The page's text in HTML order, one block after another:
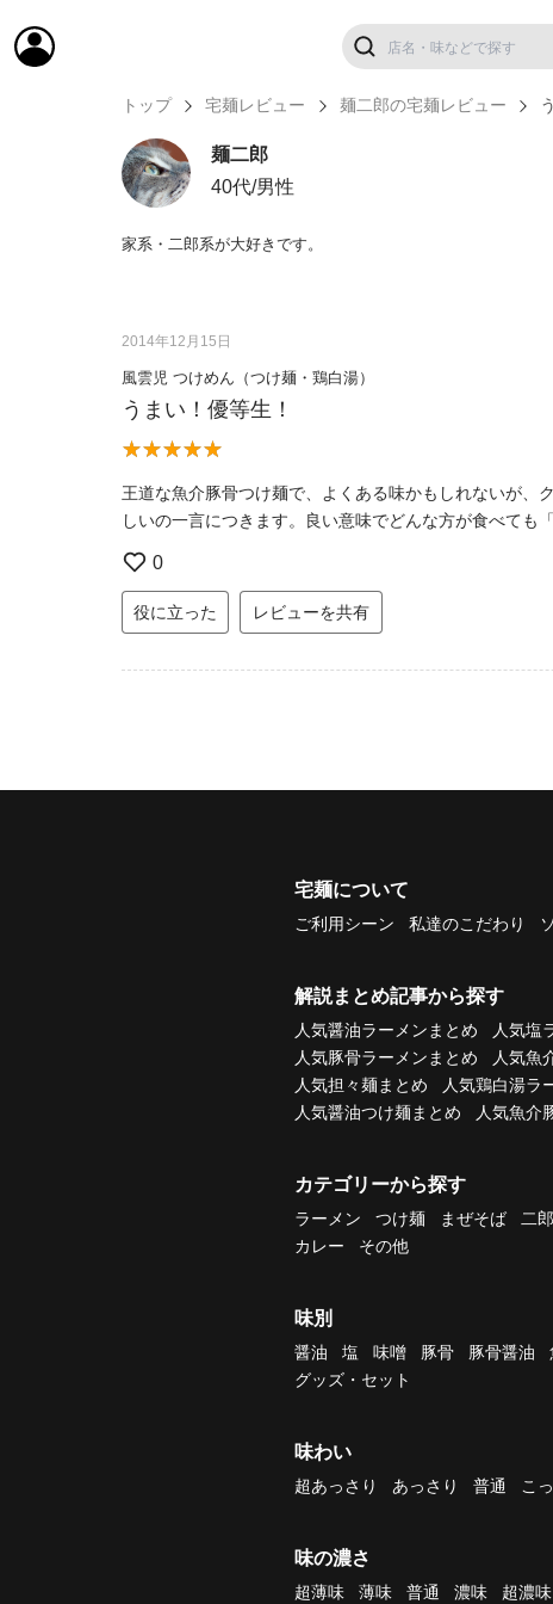
トップ 宅麺レビュー 麺二郎の宅麺レビュー
麺二郎
40代/男性
家系・二郎系が大好きです。
2014年12月15日
風雲児 つけめん（つけ麺・鶏白湯）
うまい！優等生！
王道な魚介豚骨つけ麺で、よくある味かもしれないが、
しいの一言につきます。良い意味でどんな方が食べても
0
役に立った レビューを共有
宅麺について
ご利用シーン 私達のこだわり
解説まとめ記事から探す
人気醤油ラーメンまとめ 人気塩
人気豚骨ラーメンまとめ
人気魚
人気担々麺まとめ
人気鶏白湯ラ
人気醤油つけ麺まとめ
人気魚介
カテゴリーから探す
ラーメン つけ麺 まぜそば 二
カレー
その他
味別
醤油 塩 味噌 豚骨 豚骨醤油
グッズ・セット
味わい
超あっさり あっさり 普通 こ
味の濃さ
超薄味 薄味 普通 濃味 超濃味